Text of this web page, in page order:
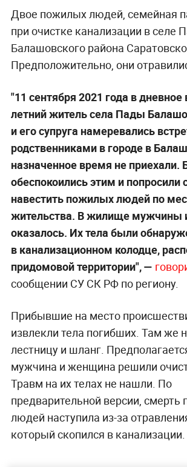
Двое пожилых людей, семейная
при очистке канализации в селе
Балашовского района
Предположительно, они
"11 сентября 2021 года в
летний житель села Пады
и его супруга намеревались
родственниками в городе в
назначенное время не приехали.
обеспокоились этим и попросили
навестить пожилых людей по
жительства. В жилище
оказалось. Их тела были
в канализационном колодце,
придомовой территории", —
сообщении СУ СК РФ по региону.
Прибывшие на место
извлекли тела погибших. Там же
лестницу и шланг.
мужчина и женщина решили
Травм на их телах не нашли. По
предварительной версии,
людей наступила из-за
который скопился в канализации.